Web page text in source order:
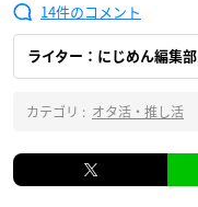
14
ライター：にじめん編集部
カテゴリ : オタ活・推し活